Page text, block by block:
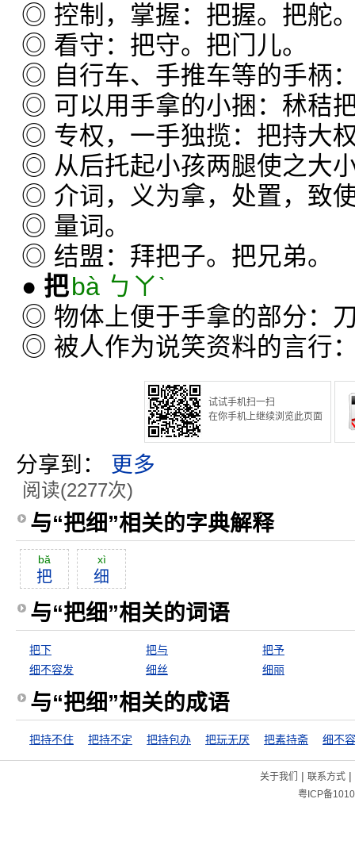
◎ 控制，掌握：把握。把舵
◎ 看守：把守。把门儿。
◎ 自行车、手推车等的手柄
◎ 可以用手拿的小捆：秫秸
◎ 专权，一手独揽：把持大
◎ 从后托起小孩两腿使之大
◎ 介词，义为拿，处置，致
◎ 量词。
◎ 结盟：拜把子。把兄弟。
● 把bà ㄅㄚˋ
◎ 物体上便于手拿的部分：
◎ 被人作为说笑资料的言行
试试手机扫一扫
在你手机上继续浏览此页面
分享到： 更多
阅读(2277次)
与“把细”相关的字典解释
bă
把
xì
细
与“把细”相关的词语
把下 把与
把予
细不容发
细丝 细丽
与“把细”相关的成语
把持不住 把持不定 把持包办 把玩无厌 把素持斋 细不
关于我们 | 联系方式|
粤ICP备